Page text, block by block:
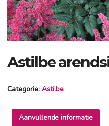
Astilbe
Categorie: Astilbe
Aanvullende informatie